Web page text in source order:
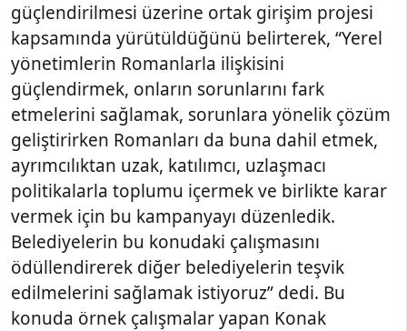
güçlendirilmesi üzerine ortak girişim projesi
kapsamında yürütüldüğünü belirterek, “Yerel
yönetimlerin Romanlarla ilişkisini
güçlendirmek, onların sorunlarını fark
etmelerini sağlamak, sorunlara yönelik çözüm
geliştirirken Romanları da buna dahil etmek,
ayrımcılıktan uzak, katılımcı, uzlaşmacı
politikalarla toplumu içermek ve birlikte karar
vermek için bu kampanyayı düzenledik.
Belediyelerin bu konudaki çalışmasını
ödüllendirerek diğer belediyelerin teşvik
edilmelerini sağlamak istiyoruz” dedi. Bu
konuda örnek çalışmalar yapan Konak